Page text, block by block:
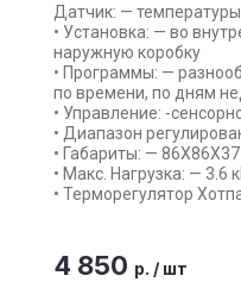
Датчик: —
• Установка: — во
наружную коробку
• Программы: —
по времени, по дням
• Управление: -
• Диапазон
• Габариты: —
• Макс. Нагрузка: — 3.6
• Терморегулятор
4 850 р. /шт